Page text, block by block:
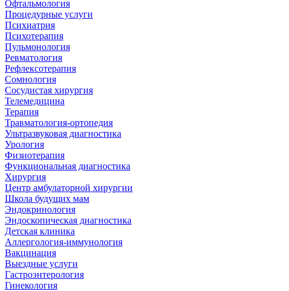
Офтальмология
Процедурные услуги
Психиатрия
Психотерапия
Пульмонология
Ревматология
Рефлексотерапия
Сомнология
Сосудистая хирургия
Телемедицина
Терапия
Травматология-ортопедия
Ультразвуковая диагностика
Урология
Физиотерапия
Функциональная диагностика
Хирургия
Центр амбулаторной хирургии
Школа будущих мам
Эндокринология
Эндоскопическая диагностика
Детская клиника
Аллергология-иммунология
Вакцинация
Выездные услуги
Гастроэнтерология
Гинекология